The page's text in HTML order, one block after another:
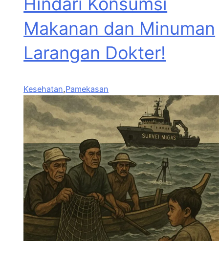
Makanan dan Minuman
Larangan Dokter!
Kesehatan,Pamekasan